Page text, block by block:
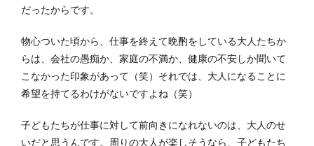
だったからです。
物心ついた頃から、仕事を終えて晩酌をしている大人たちか
らは、会社の愚痴か、家庭の不満か、健康の不安しか聞いて
こなかった印象があって（笑）それでは、大人になることに
希望を持てるわけがないですよね（笑）
子どもたちが仕事に対して前向きになれないのは、大人のせ
いだと思うんです。周りの大人が楽しそうなら、子どもたち